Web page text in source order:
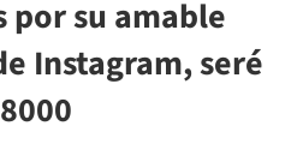
por su amable
Instagram, seré